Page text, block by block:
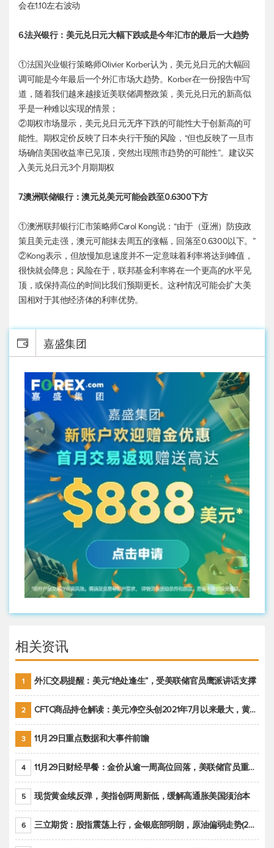
会在1.10左右波动
6.法兴银行：美元兑日元大幅下跌或是今年汇市的最后一大趋势
①法国兴业银行策略师Olivier Korber认为， 美元兑日元的大幅回
调可能是今年最后一个外汇市场大趋势。Korber在一份报告中写
道，随着我们越来越接近美联储调整政策， 美元兑日元的新高似
乎是一种难以实现的情景；
②期权市场显示， 美元兑日元无序下跌的可能性大于创新高的可
能性。期权定价反映了日本央行干预的风险，“但也反映了一旦市
场确信美国收益率已见顶，突然出现熊市趋势的可能性”。建议买
入美元兑日元3个月期期权
7.澳洲联储银行：澳元兑美元可能会跌至0.6300下方
①澳洲联邦银行汇市策略师Carol Kong说：“由于（亚洲）防疫政
策且美元走强，澳元可能抹去周五的涨幅，回落至0.6300以下。”
②Kong表示，但放慢加息速度并不一定意味着利率将达到峰值，
很快就会降息；风险在于，联邦基金利率将在一个更高的水平见
顶，或保持高位的时间比我们预期更长。这种情况可能会扩大美
国相对于其他经济体的利率优势。
嘉盛集团
相关资讯
1 外汇交易提醒：美元“绝处逢生”，受美联储官员鹰派讲话支撑
2 CFTC商品持仓解读：美元净空头创2021年7月以来最大，黄金期货投机性净多头头寸减少
3 11月29日重点数据和大事件前瞻
4 11月29日财经早餐：金价从逾一周高位回落，美联储官员重申鹰派立场推动美元回升
5 现货黄金续反弹，美指创两周新低，缓解高通胀美国须治本
6 三立期货：股指震荡上行，金银底部明朗，原油偏弱走势(20221128收评)